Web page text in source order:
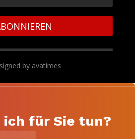
by avatimes
ich für Sie tun?